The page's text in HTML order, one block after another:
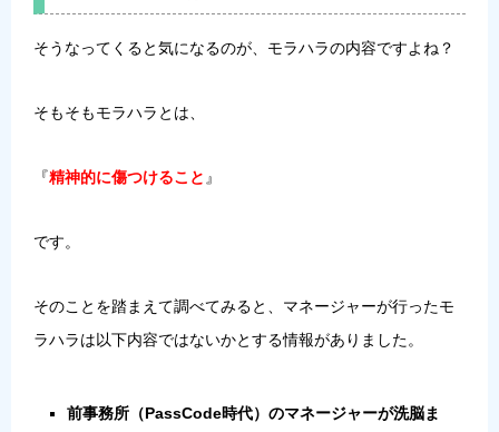
そうなってくると気になるのが、モラハラの内容ですよね？
そもそもモラハラとは、
『精神的に傷つけること 』
です。
そのことを踏まえて調べてみると、マネージャーが行ったモ
ラハラは以下内容ではないかとする情報がありました。
前事務所（PassCode時代）のマネージャーが洗脳ま